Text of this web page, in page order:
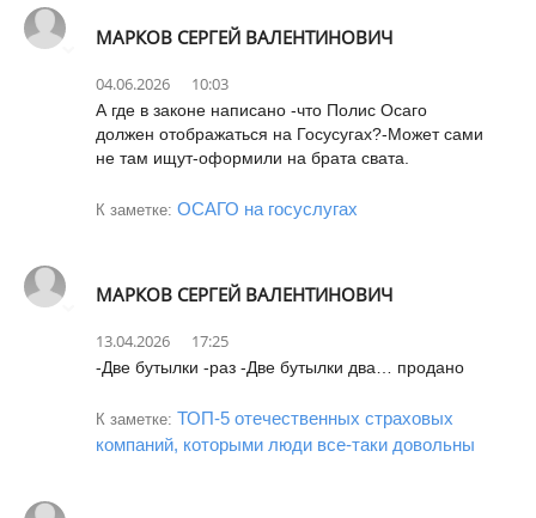
МАРКОВ СЕРГЕЙ ВАЛЕНТИНОВИЧ
04.06.2026 10:03
А где в законе написано -что Полис Осаго
должен отображаться на Госусугах?-Может сами
не там ищут-оформили на брата свата.
К заметке: ОСАГО на госуслугах
МАРКОВ СЕРГЕЙ ВАЛЕНТИНОВИЧ
13.04.2026 17:25
-Две бутылки -раз -Две бутылки два… продано
К заметке: ТОП-5 отечественных страховых
компаний, которыми люди все-таки довольны